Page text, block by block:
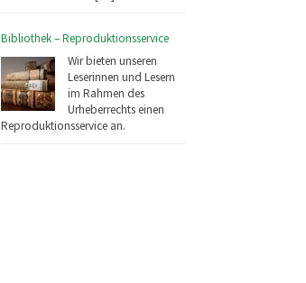
Bibliothek – Reproduktionsservice
Wir bieten unseren
Leserinnen und Lesern
im Rahmen des
Urheberrechts einen
Reproduktionsservice an.